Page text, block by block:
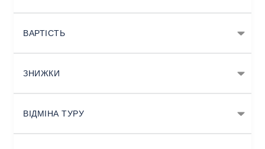
ВАРТІСТЬ
ЗНИЖКИ
ВІДМІНА ТУРУ